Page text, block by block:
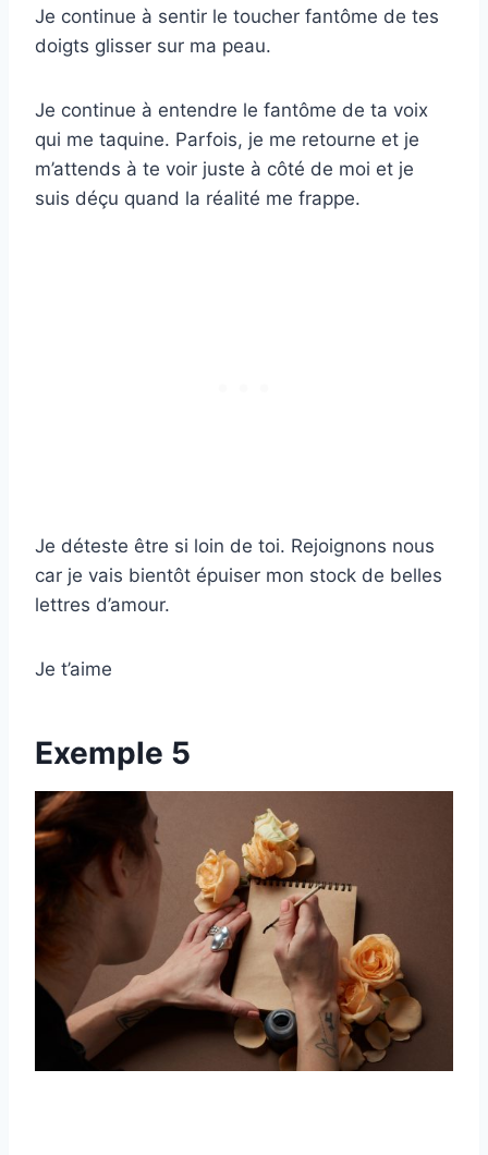
Je continue à sentir le toucher fantôme de tes
doigts glisser sur ma peau.
Je continue à entendre le fantôme de ta voix
qui me taquine. Parfois, je me retourne et je
m’attends à te voir juste à côté de moi et je
suis déçu quand la réalité me frappe.
Je déteste être si loin de toi. Rejoignons nous
car je vais bientôt épuiser mon stock de belles
lettres d’amour.
Je t’aime
Exemple 5